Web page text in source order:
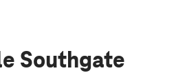
Southgate